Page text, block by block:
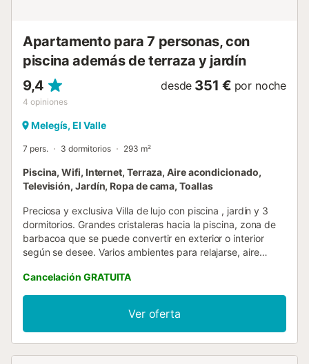
Apartamento para 7 personas, con
piscina además de terraza y jardín
9,4
4 opiniones
desde 351 € por noche
Melegís, El Valle
7 pers. 3 dormitorios 293 m²
Piscina, Wifi, Internet, Terraza, Aire acondicionado,
Televisión, Jardín, Ropa de cama, Toallas
Preciosa y exclusiva Villa de lujo con piscina , jardín y 3
dormitorios. Grandes cristaleras hacia la piscina, zona de
barbacoa que se puede convertir en exterior o interior
según se desee. Varios ambientes para relajarse, aire
con estufa de leña, comedor y cocina con barra, dos
dormitorios con dos camas individuales cada uno y baño
completo. Sala de estar con increíbles vistas a la montaña,
dormitorio principal con terraza y baño completo en la
planta superior. Está en una zona muy tranquila, muy
Cancelación GRATUITA
Ver oferta